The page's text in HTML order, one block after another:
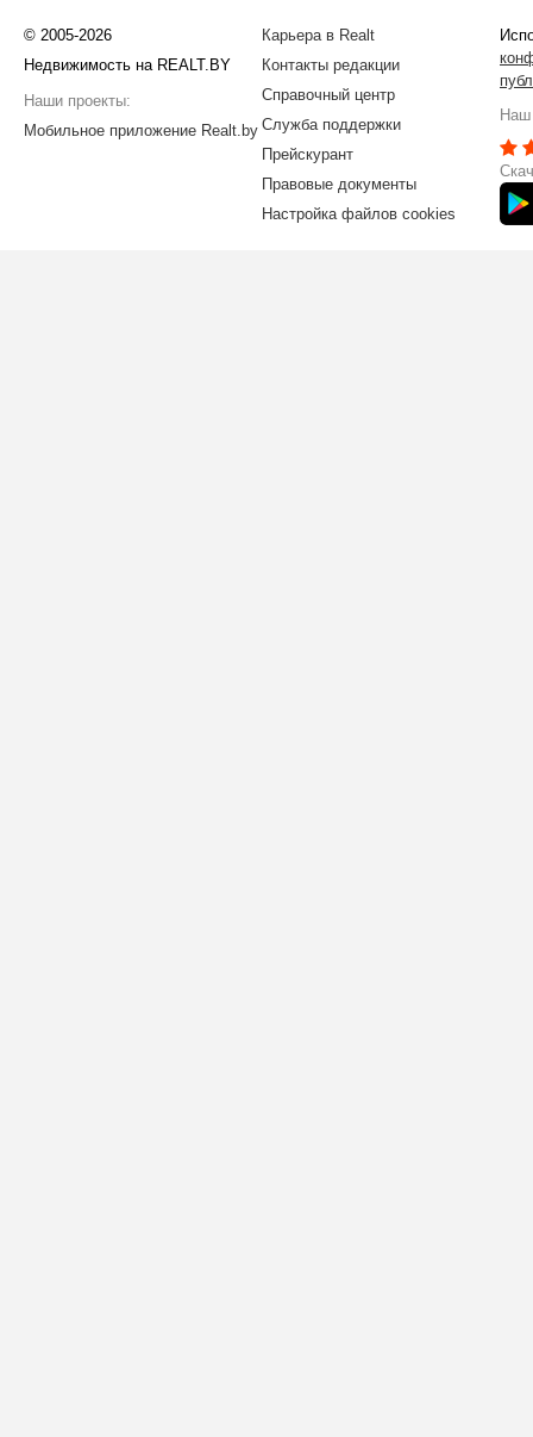
© 2005-2026
Недвижимость на REALT.BY
Наши проекты:
Мобильное приложение Realt.by
Карьера в Realt
Контакты редакции
Справочный центр
Служба поддержки
Прейскурант
Правовые документы
Настройка файлов cookies
Наш